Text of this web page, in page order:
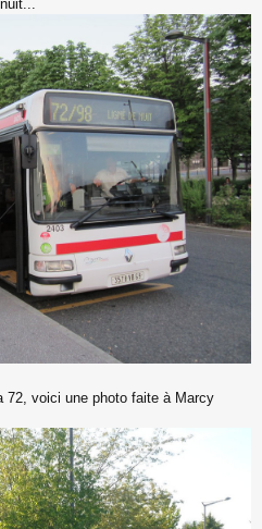
72, voici une photo faite à Marcy